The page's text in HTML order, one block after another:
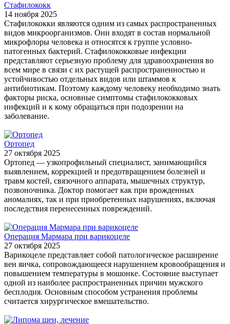
Стафилококк
14 ноября 2025
Стафилококки являются одним из самых распространенных
видов микроорганизмов. Они входят в состав нормальной
микрофлоры человека и относятся к группе условно-
патогенных бактерий. Стафилококковые инфекции
представляют серьезную проблему для здравоохранения во
всем мире в связи с их растущей распространенностью и
устойчивостью отдельных видов или штаммов к
антибиотикам. Поэтому каждому человеку необходимо знать
факторы риска, основные симптомы стафилококковых
инфекций и к кому обращаться при подозрении на
заболевание.
Ортопед
27 октября 2025
Ортопед — узкопрофильный специалист, занимающийся
выявлением, коррекцией и предотвращением болезней и
травм костей, связочного аппарата, мышечных структур,
позвоночника. Доктор помогает как при врожденных
аномалиях, так и при приобретенных нарушениях, включая
последствия перенесенных повреждений.
Операция Мармара при варикоцеле
27 октября 2025
Варикоцеле представляет собой патологическое расширение
вен яичка, сопровождающееся нарушением кровообращения и
повышением температуры в мошонке. Состояние выступает
одной из наиболее распространенных причин мужского
бесплодия. Основным способом устранения проблемы
считается хирургическое вмешательство.